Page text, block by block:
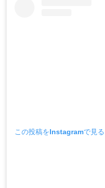
この投稿をInstagramで見る